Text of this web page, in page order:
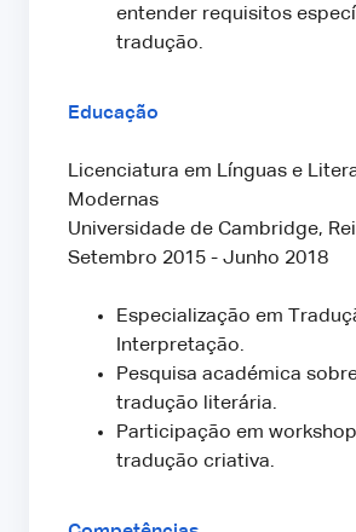
entender requisitos
tradução.
Educação
Licenciatura em Línguas e
Modernas
Universidade de Cambridge,
Setembro 2015 - Junho 2018
Especialização em
Interpretação.
Pesquisa académica
tradução literária.
Participação em
tradução criativa.